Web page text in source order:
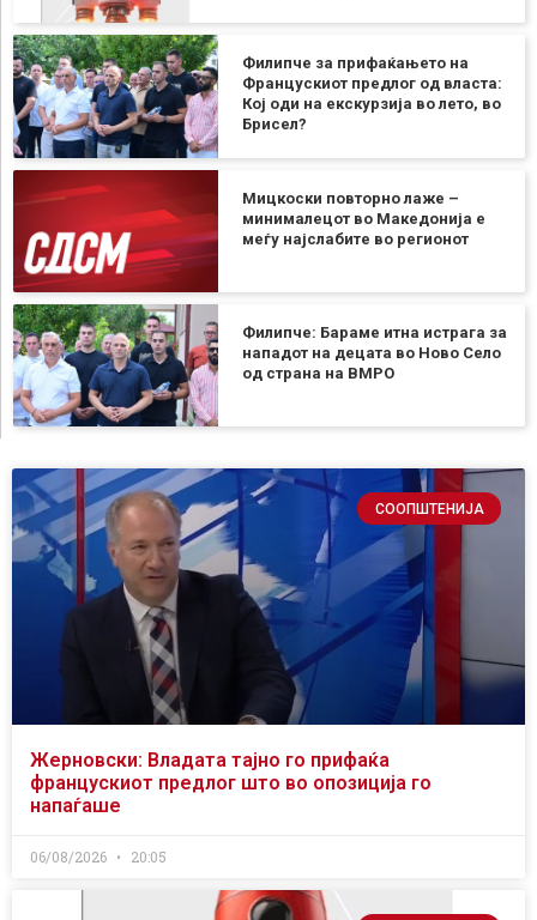
Филипче за прифаќањето на
Францускиот предлог од власта:
Кој оди на екскурзија во лето, во
Брисел?
Мицкоски повторно лаже –
минималецот во Македонија е
меѓу најслабите во регионот
Филипче: Бараме итна истрага за
нападот на децата во Ново Село
од страна на ВМРО
СООПШТЕНИЈА
Жерновски: Владата тајно го прифаќа
францускиот предлог што во опозиција го
напаѓаше
06/08/2026 20:05